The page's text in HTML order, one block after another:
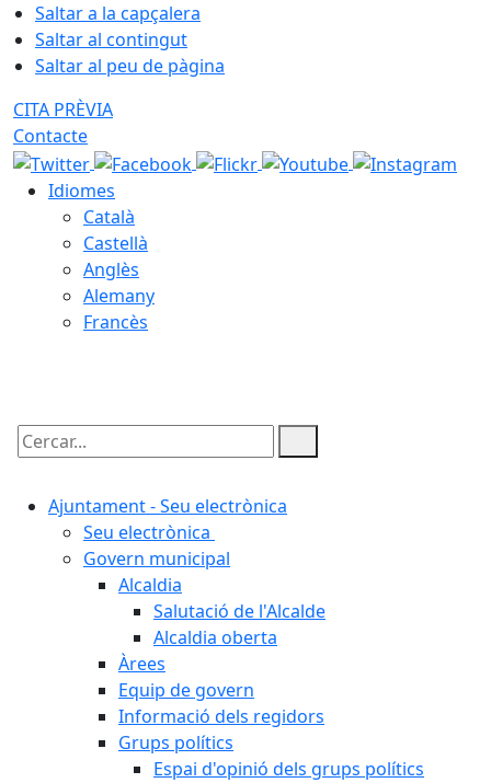
Saltar a la capçalera
Saltar al contingut
Saltar al peu de pàgina
CITA PRÈVIA
Contacte
Idiomes
Català
Castellà
Anglès
Alemany
Francès
Cercar:
Ajuntament - Seu electrònica
Seu electrònica
Govern municipal
Alcaldia
Salutació de l'Alcalde
Alcaldia oberta
Àrees
Equip de govern
Informació dels regidors
Grups polítics
Espai d'opinió dels grups polítics